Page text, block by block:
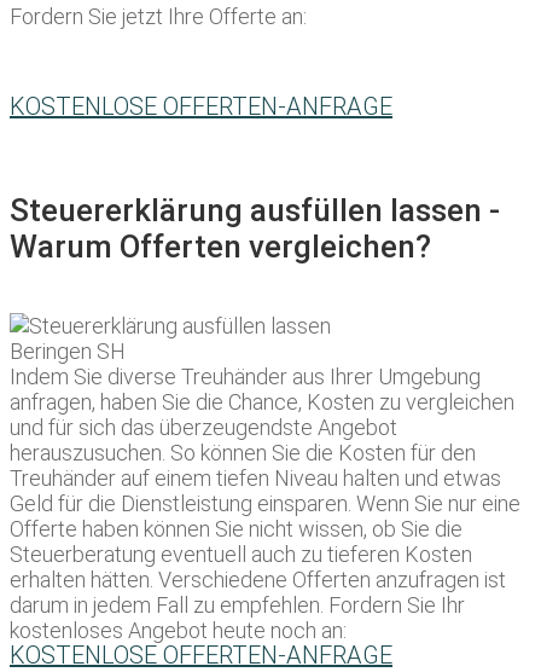
Fordern Sie jetzt Ihre Offerte an:
KOSTENLOSE OFFERTEN-ANFRAGE
Steuererklärung ausfüllen lassen -
Warum Offerten vergleichen?
Indem Sie diverse Treuhänder aus Ihrer Umgebung
anfragen, haben Sie die Chance, Kosten zu vergleichen
und für sich das überzeugendste Angebot
herauszusuchen. So können Sie die Kosten für den
Treuhänder auf einem tiefen Niveau halten und etwas
Geld für die Dienstleistung einsparen. Wenn Sie nur eine
Offerte haben können Sie nicht wissen, ob Sie die
Steuerberatung eventuell auch zu tieferen Kosten
erhalten hätten. Verschiedene Offerten anzufragen ist
darum in jedem Fall zu empfehlen. Fordern Sie Ihr
kostenloses Angebot heute noch an:
KOSTENLOSE OFFERTEN-ANFRAGE